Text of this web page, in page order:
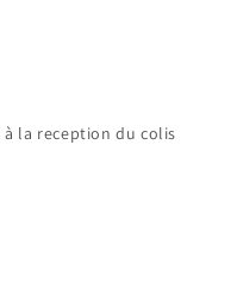
la reception du colis